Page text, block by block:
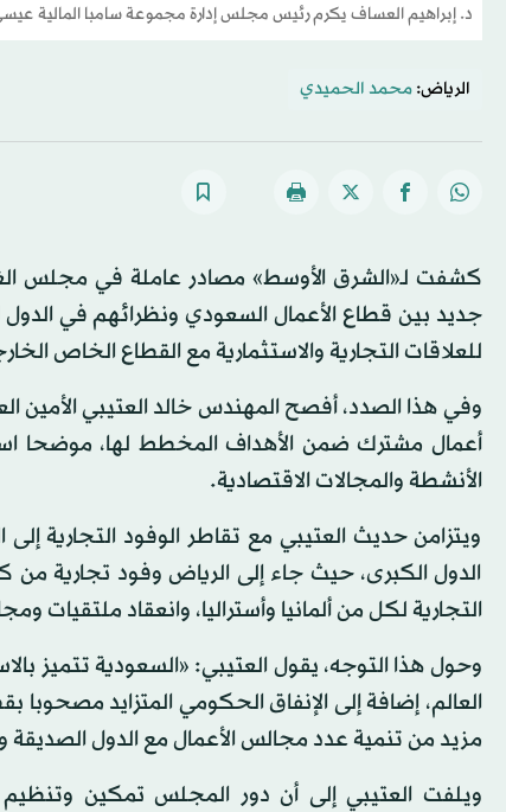
د. إبراهيم العساف يكرم رئيس مجلس إدارة مجموعة سامبا المالية
الرياض: محمد الحميدي
جديد بين قطاع الأعمال السعودي ونظرائهم في
للعلاقات التجارية والاستثمارية مع القطاع الخاص
أعمال مشترك ضمن الأهداف المخطط لها، موضحا
الأنشطة والمجالات الاقتصادية.
ويتزامن حديث العتيبي مع تقاطر الوفود التجارية
الدول الكبرى، حيث جاء إلى الرياض وفود تجارية
التجارية لكل من ألمانيا وأستراليا، وانعقاد ملتقيات
العالم، إضافة إلى الإنفاق الحكومي المتزايد
مزيد من تنمية عدد مجالس الأعمال مع الدول الصديقة
ويلفت العتيبي إلى أن دور المجلس تمكين